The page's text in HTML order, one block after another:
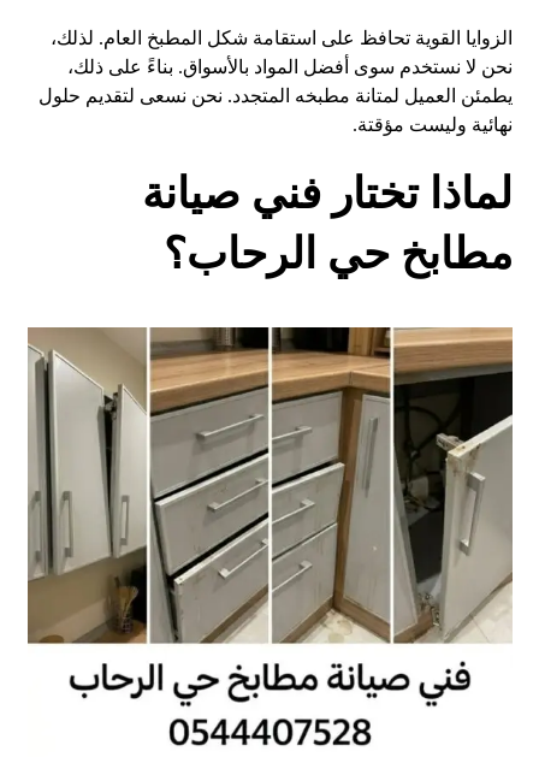
الزوايا القوية تحافظ على استقامة شكل المطبخ العام. لذلك،
نحن لا نستخدم سوى أفضل المواد بالأسواق. بناءً على ذلك،
يطمئن العميل لمتانة مطبخه المتجدد. نحن نسعى لتقديم حلول
نهائية وليست مؤقتة.
لماذا تختار فني صيانة
مطابخ حي الرحاب؟